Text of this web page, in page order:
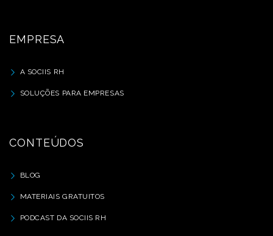
EMPRESA
A SOCIIS RH
SOLUÇÕES PARA EMPRESAS
CONTEÚDOS
BLOG
MATERIAIS GRATUITOS
PODCAST DA SOCIIS RH